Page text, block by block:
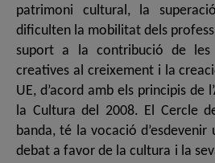
patrimoni cultural, la
dificulten la mobilitat dels
suport a la contribució de les
creatives al creixement i la
UE, d’acord amb els principis de
la Cultura del 2008. El Cercle
banda, té la vocació d’esdevenir
debat a favor de la cultura i la